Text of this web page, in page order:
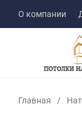
О компании
Главная /